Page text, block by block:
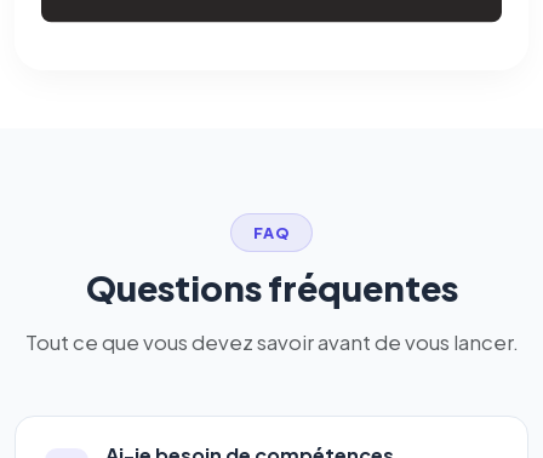
FAQ
Questions fréquentes
Tout ce que vous devez savoir avant de vous lancer.